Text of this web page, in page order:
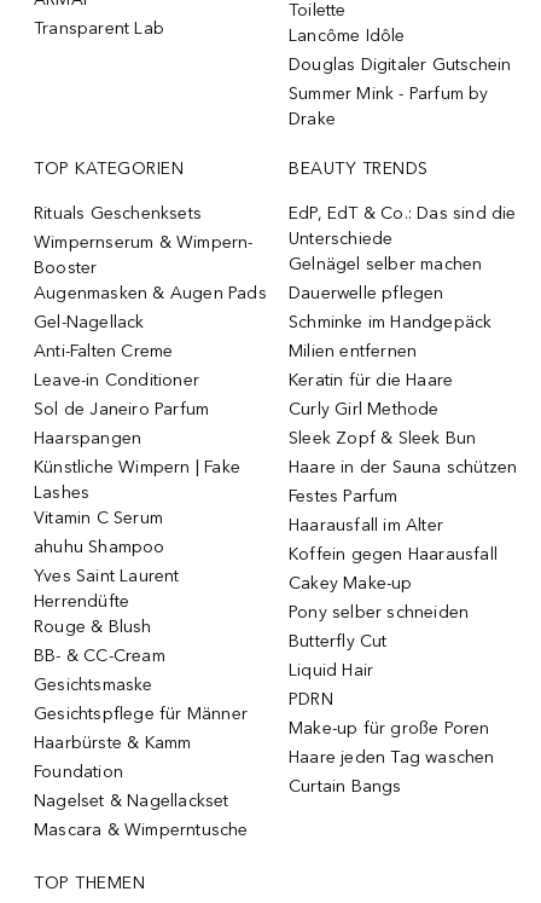
Transparent Lab
Toilette
Lancôme Idôle
Douglas Digitaler Gutschein
Summer Mink - Parfum by
Drake
TOP KATEGORIEN
Rituals Geschenksets
Wimpernserum & Wimpern-
Booster
Augenmasken & Augen Pads
Gel-Nagellack
Anti-Falten Creme
Leave-in Conditioner
Sol de Janeiro Parfum
Haarspangen
Künstliche Wimpern | Fake
Lashes
Vitamin C Serum
ahuhu Shampoo
Yves Saint Laurent
Herrendüfte
Rouge & Blush
BB- & CC-Cream
Gesichtsmaske
Gesichtspflege für Männer
Haarbürste & Kamm
Foundation
Nagelset & Nagellackset
Mascara & Wimperntusche
BEAUTY TRENDS
EdP, EdT & Co.: Das sind die
Unterschiede
Gelnägel selber machen
Dauerwelle pflegen
Schminke im Handgepäck
Milien entfernen
Keratin für die Haare
Curly Girl Methode
Sleek Zopf & Sleek Bun
Haare in der Sauna schützen
Festes Parfum
Haarausfall im Alter
Koffein gegen Haarausfall
Cakey Make-up
Pony selber schneiden
Butterfly Cut
Liquid Hair
PDRN
Make-up für große Poren
Haare jeden Tag waschen
Curtain Bangs
TOP THEMEN